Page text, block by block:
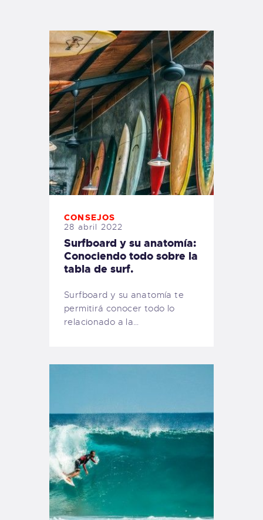
PEDIDOS
CONSEJOS
28 abril 2022
Surfboard y su anatomía:
Conociendo todo sobre la
tabla de surf.
Surfboard y su anatomía te
permitirá conocer todo lo
relacionado a la…